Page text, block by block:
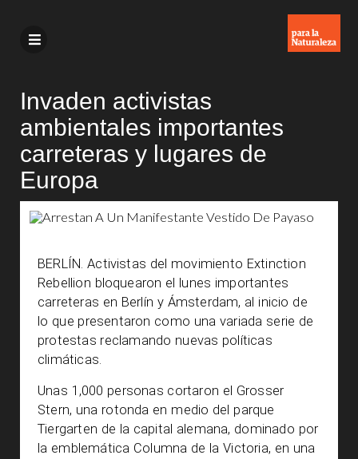
Invaden activistas
ambientales importantes
carreteras y lugares de
Europa
BERLÍN. Activistas del movimiento Extinction
Rebellion bloquearon el lunes importantes
carreteras en Berlín y Ámsterdam, al inicio de
lo que presentaron como una variada serie de
protestas reclamando nuevas políticas
climáticas.
Unas 1,000 personas cortaron el Grosser
Stern, una rotonda en medio del parque
Tiergarten de la capital alemana, dominado por
la emblemática Columna de la Victoria, en una